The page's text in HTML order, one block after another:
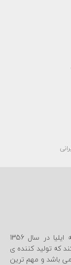
گروه تولیدی و پخش پوشاک دخترانه و پسرانه ایلیا در سال 1356
که تولید کننده ی
می باشد و مهم ترین